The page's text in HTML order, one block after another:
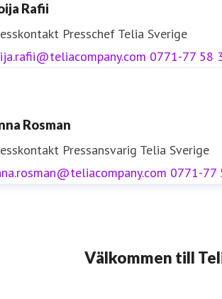
Rafii
Presschef Telia Sverige
0771-77 58
Rosman
Pressansvarig Telia Sverige
0771-77
Välkommen till